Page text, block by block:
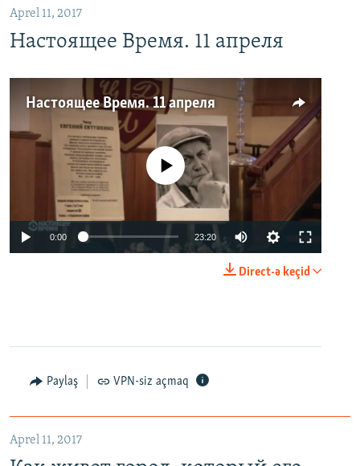
Aprel 11, 2017
Настоящее Время. 11 апреля
Настоящее Время. 11 апреля
No media source currently available
0:00 23:20
Direct-ə keçid
Paylaş VPN-siz açmaq
Aprel 11, 2017